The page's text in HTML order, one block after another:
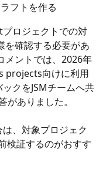
フトを作る
ロジェクトでの対
を確認する必要があ
ントでは、2026年
projects向けに利用
クをJSMチームへ共
ありました。
、対象プロジェク
検証するのがおすす